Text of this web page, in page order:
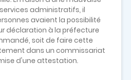
administratifs, il
avaient la possibilité
déclaration à la préfecture
soit de faire cette
dans un commissariat
d'une attestation.